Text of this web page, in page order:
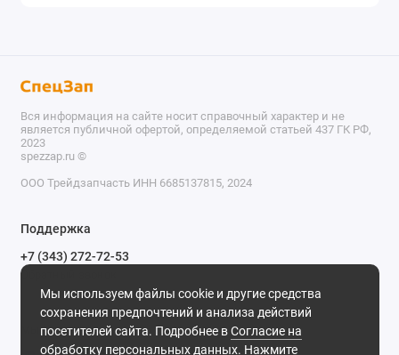
Мы используем файлы cookie и другие средства
сохранения предпочтений и анализа действий
посетителей сайта. Подробнее вСогласие на
обработку персональных данных. Нажмите
Вся информация на сайте носит справочный характер и не
является публичной офертой, определяемой статьей 437 ГК РФ,
2023
spezzap.ru ©️
ООО Трейдзапчасть ИНН 6685137815, 2024
Поддержка
+7 (343) 272-72-53
Обратный звонок
620030, г. Екатеринбург, ул. Карьерная, д. 14, оф. 14.
Мы в сети